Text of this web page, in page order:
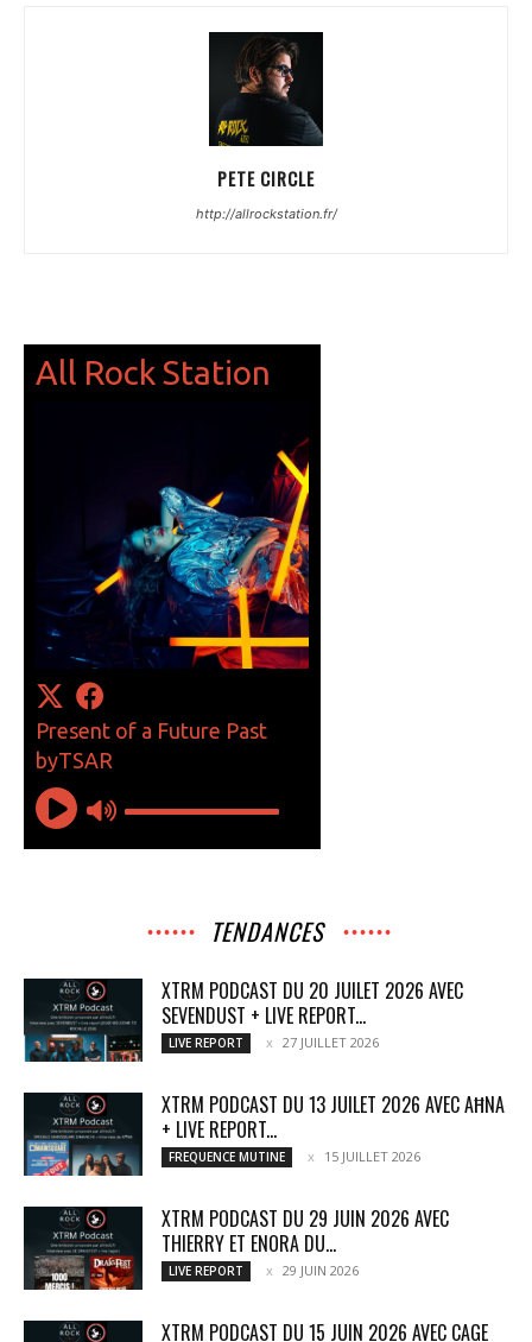
PETE CIRCLE
http://allrockstation.fr/
TENDANCES
XTRM PODCAST DU 20 JUILET 2026 AVEC
SEVENDUST + LIVE REPORT...
LIVE REPORT 27 JUILLET 2026
XTRM PODCAST DU 13 JUILET 2026 AVEC AĦNA
+ LIVE REPORT...
FREQUENCE MUTINE 15 JUILLET 2026
XTRM PODCAST DU 29 JUIN 2026 AVEC
THIERRY ET ENORA DU...
LIVE REPORT 29 JUIN 2026
XTRM PODCAST DU 15 JUIN 2026 AVEC CAGE